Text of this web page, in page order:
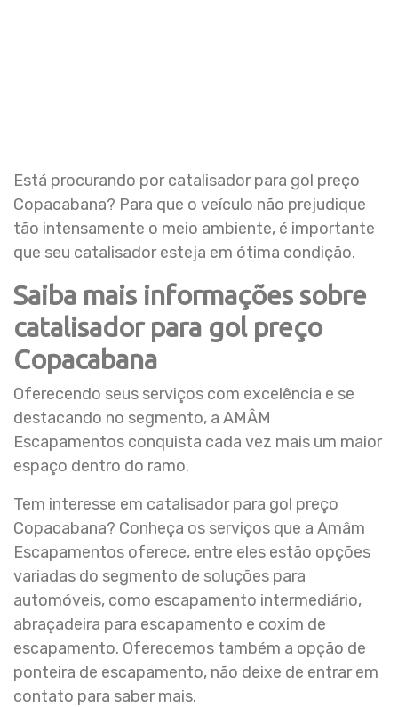
Está procurando por catalisador para gol preço
Copacabana? Para que o veículo não prejudique
tão intensamente o meio ambiente, é importante
que seu catalisador esteja em ótima condição.
Saiba mais informações sobre
catalisador para gol preço
Copacabana
Oferecendo seus serviços com excelência e se
destacando no segmento, a AMÂM
Escapamentos conquista cada vez mais um maior
espaço dentro do ramo.
Tem interesse em catalisador para gol preço
Copacabana? Conheça os serviços que a Amâm
Escapamentos oferece, entre eles estão opções
variadas do segmento de soluções para
automóveis, como escapamento intermediário,
abraçadeira para escapamento e coxim de
escapamento. Oferecemos também a opção de
ponteira de escapamento, não deixe de entrar em
contato para saber mais.